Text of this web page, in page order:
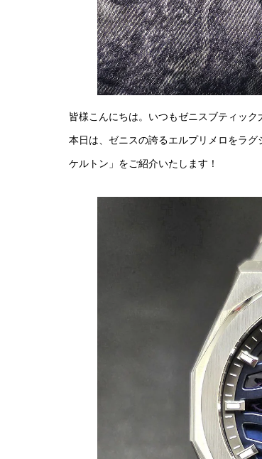
皆様こんにちは。いつもゼニスブティッ
本日は、ゼニスの誇るエルプリメロをラ
ケルトン」をご紹介いたします！